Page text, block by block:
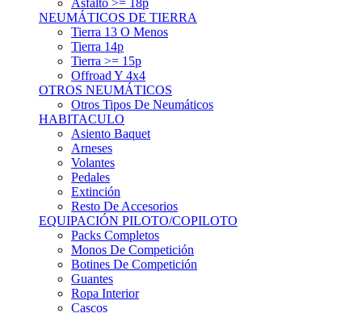
Tierra 13 O Menos
Tierra 14p
Tierra >= 15p
Offroad Y 4x4
OTROS NEUMÁTICOS
Otros Tipos De Neumáticos
HABITACULO
Asiento Baquet
Arneses
Volantes
Pedales
Extinción
Resto De Accesorios
EQUIPACIÓN PILOTO/COPILOTO
Packs Completos
Monos De Competición
Botines De Competición
Guantes
Ropa Interior
Cascos
Sistemas Hans